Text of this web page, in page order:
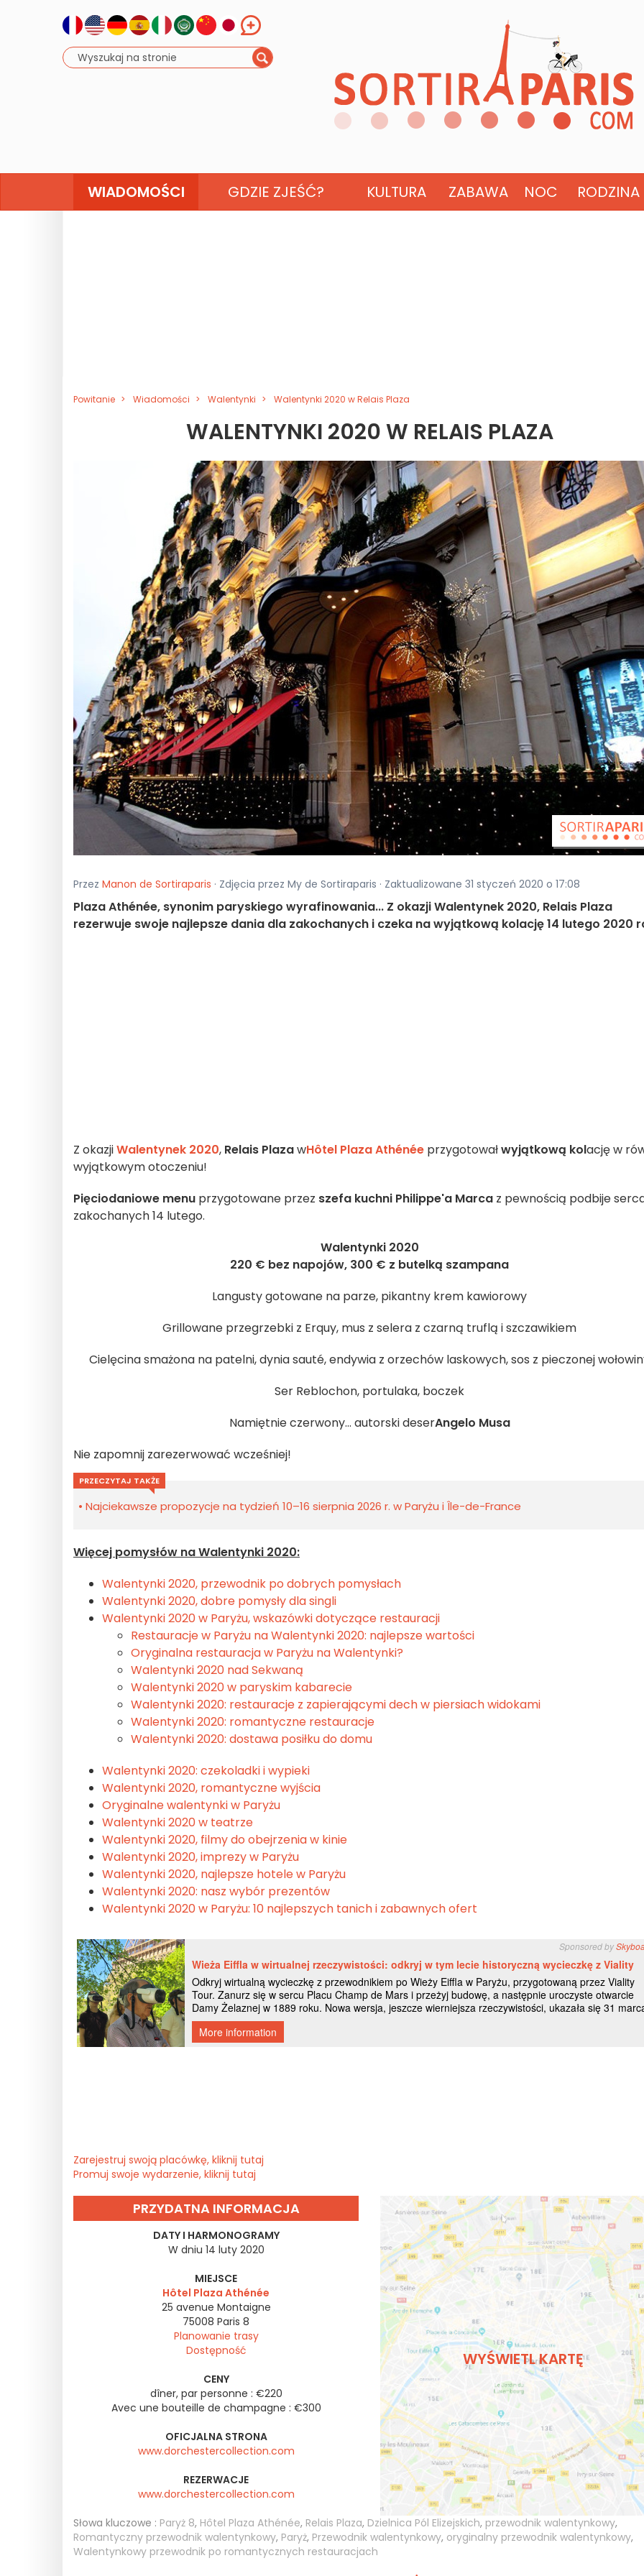
WIADOMOŚCI GDZIE ZJEŚĆ? KULTURA ZABAWA NOC RODZINA
Powitanie Wiadomości Walentynki Walentynki 2020 w Relais Plaza
WALENTYNKI 2020 W RELAIS PLAZA
Przez Manon de Sortiraparis · Zdjęcia przez My de Sortiraparis · Zaktualizowane 31 styczeń 2020 o 17:08
Plaza Athénée, synonim paryskiego wyrafinowania... Z okazji Walentynek 2020, Relais Plaza
rezerwuje swoje najlepsze dania dla zakochanych i czeka na wyjątkową kolację 14 lutego 2020
Z okazjiWalentynek 2020, Relais PlazawHôtel Plaza Athénée przygotowałwyjątkową kolację w
wyjątkowym otoczeniu!
Pięciodaniowe menu przygotowane przez szefa kuchni Philippe'a Marca z pewnością podbije
zakochanych 14 lutego.
Walentynki 2020
220 € bez napojów, 300 € z butelką szampana
Langusty gotowane na parze, pikantny krem kawiorowy
Grillowane przegrzebki z Erquy, mus z selera z czarną truflą i szczawikiem
Cielęcina smażona na patelni, dynia sauté, endywia z orzechów laskowych, sos z pieczonej
Ser Reblochon, portulaka, boczek
Namiętnie czerwony... autorski deserAngelo Musa
Nie zapomnij zarezerwować wcześniej!
PRZECZYTAJ TAKŻE
Najciekawsze propozycje na tydzień 10–16 sierpnia 2026 r. w Paryżu i Île-de-France
Więcej pomysłów na Walentynki 2020:
Walentynki 2020, przewodnik po dobrych pomysłach
Walentynki 2020, dobre pomysły dla singli
Walentynki 2020 w Paryżu, wskazówki dotyczące restauracji
Restauracje w Paryżu na Walentynki 2020: najlepsze wartości
Oryginalna restauracja w Paryżu na Walentynki?
Walentynki 2020 nad Sekwaną
Walentynki 2020 w paryskim kabarecie
Walentynki 2020: restauracje z zapierającymi dech w piersiach widokami
Walentynki 2020: romantyczne restauracje
Walentynki 2020: dostawa posiłku do domu
Walentynki 2020: czekoladki i wypieki
Walentynki 2020, romantyczne wyjścia
Oryginalne walentynki w Paryżu
Walentynki 2020 w teatrze
Walentynki 2020, filmy do obejrzenia w kinie
Walentynki 2020, imprezy w Paryżu
Walentynki 2020, najlepsze hotele w Paryżu
Walentynki 2020: nasz wybór prezentów
Walentynki 2020 w Paryżu: 10 najlepszych tanich i zabawnych ofert
Zarejestruj swoją placówkę, kliknij tutaj
Promuj swoje wydarzenie, kliknij tutaj
PRZYDATNA INFORMACJA
DATY I HARMONOGRAMY
W dniu 14 luty 2020
MIEJSCE
Hôtel Plaza Athénée
25 avenue Montaigne
75008 Paris 8
Planowanie trasy
Dostępność
CENY
dîner, par personne : €220
Avec une bouteille de champagne : €300
OFICJALNA STRONA
www.dorchestercollection.com
REZERWACJE
www.dorchestercollection.com
WYŚWIETL KARTĘ
Słowa kluczowe : Paryż 8, Hôtel Plaza Athénée, Relais Plaza, Dzielnica Pól Elizejskich, przewodnik walentynkowy,
Romantyczny przewodnik walentynkowy, Paryż, Przewodnik walentynkowy, oryginalny przewodnik walentynkowy,
Walentynkowy przewodnik po romantycznych restauracjach